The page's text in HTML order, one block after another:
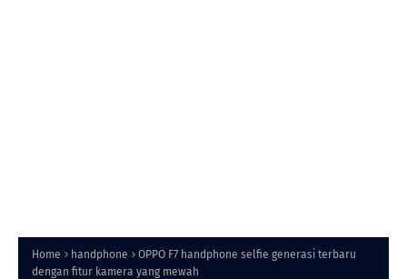
Home handphone
OPPO F7 handphone selfie generasi terbaru
dengan fitur kamera yang mewah